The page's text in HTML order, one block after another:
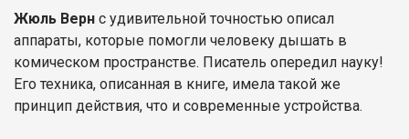
Жюль Верн с удивительной точностью описал
аппараты, которые помогли человеку дышать в
комическом пространстве. Писатель опередил науку!
Его техника, описанная в книге, имела такой же
принцип действия, что и современные устройства.